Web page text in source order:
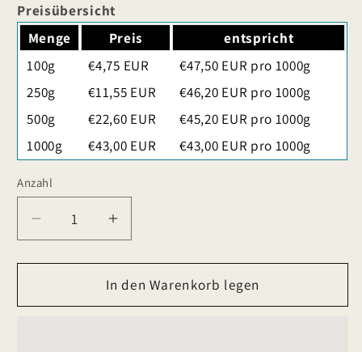
Preisübersicht
Menge
Preis
entspricht
100g
€4,75 EUR
€47,50 EUR pro 1000g
250g
€11,55 EUR
€46,20 EUR pro 1000g
500g
€22,60 EUR
€45,20 EUR pro 1000g
1000g
€43,00 EUR €43,00 EUR pro 1000g
Anzahl
Verringere
die
Menge
Nuss-
Erhöhe
die
Menge
für
Nuss-
In den Warenkorb legen